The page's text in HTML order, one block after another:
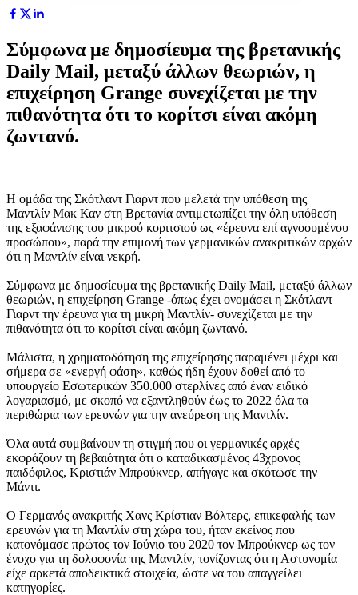
Σύμφωνα με δημοσίευμα της βρετανικής
Daily Mail, μεταξύ άλλων θεωριών, η
επιχείρηση Grange συνεχίζεται με την
πιθανότητα ότι το κορίτσι είναι ακόμη
ζωντανό.
Η ομάδα της Σκότλαντ Γιαρντ που μελετά την υπόθεση της
Μαντλίν Μακ Καν στη Βρετανία αντιμετωπίζει την όλη υπόθεση
της εξαφάνισης του μικρού κοριτσιού ως «έρευνα επί αγνοουμένου
προσώπου», παρά την επιμονή των γερμανικών ανακριτικών αρχών
ότι η Μαντλίν είναι νεκρή.
Σύμφωνα με δημοσίευμα της βρετανικής Daily Mail, μεταξύ άλλων
θεωριών, η επιχείρηση Grange -όπως έχει ονομάσει η Σκότλαντ
Γιαρντ την έρευνα για τη μικρή Μαντλίν- συνεχίζεται με την
πιθανότητα ότι το κορίτσι είναι ακόμη ζωντανό.
Μάλιστα, η χρηματοδότηση της επιχείρησης παραμένει μέχρι και
σήμερα σε «ενεργή φάση», καθώς ήδη έχουν δοθεί από το
υπουργείο Εσωτερικών 350.000 στερλίνες από έναν ειδικό
λογαριασμό, με σκοπό να εξαντληθούν έως το 2022 όλα τα
περιθώρια των ερευνών για την ανεύρεση της Μαντλίν.
Όλα αυτά συμβαίνουν τη στιγμή που οι γερμανικές αρχές
εκφράζουν τη βεβαιότητα ότι ο καταδικασμένος 43χρονος
παιδόφιλος, Κριστιάν Μπρoύκνερ, απήγαγε και σκότωσε την
Μάντι.
Ο Γερμανός ανακριτής Χανς Κρίστιαν Βόλτερς, επικεφαλής των
ερευνών για τη Μαντλίν στη χώρα του, ήταν εκείνος που
κατονόμασε πρώτος τον Ιούνιο του 2020 τον Μπρoύκνερ ως τον
ένοχο για τη δολοφονία της Μαντλίν, τονίζοντας ότι η Αστυνομία
είχε αρκετά αποδεικτικά στοιχεία, ώστε να του απαγγείλει
κατηγορίες.